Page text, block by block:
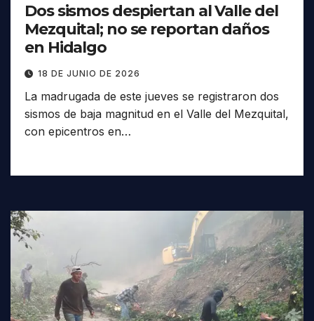
Dos sismos despiertan al Valle del
Mezquital; no se reportan daños
en Hidalgo
18 DE JUNIO DE 2026
La madrugada de este jueves se registraron dos
sismos de baja magnitud en el Valle del Mezquital,
con epicentros en…